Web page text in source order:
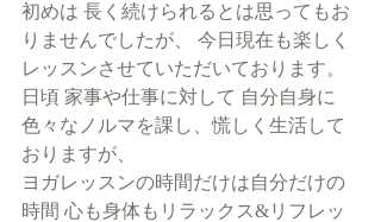
初めは 長く続けられるとは思ってもお
りませんでしたが、 今日現在も楽しく
レッスンさせていただいております。
日頃 家事や仕事に対して 自分自身に
色々なノルマを課し、慌しく生活して
おりますが、
ヨガレッスンの時間だけは自分だけの
時間 心も身体もリラックス&リフレッ